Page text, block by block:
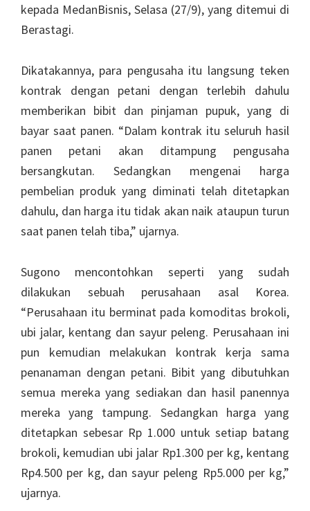
kepada MedanBisnis, Selasa (27/9), yang ditemui di
Berastagi.
Dikatakannya, para pengusaha itu langsung teken
kontrak dengan petani dengan terlebih dahulu
memberikan bibit dan pinjaman pupuk, yang di
bayar saat panen. “Dalam kontrak itu seluruh hasil
panen petani akan ditampung pengusaha
bersangkutan. Sedangkan mengenai harga
pembelian produk yang diminati telah ditetapkan
dahulu, dan harga itu tidak akan naik ataupun turun
saat panen telah tiba,” ujarnya.
Sugono mencontohkan seperti yang sudah
dilakukan sebuah perusahaan asal Korea.
“Perusahaan itu berminat pada komoditas brokoli,
ubi jalar, kentang dan sayur peleng. Perusahaan ini
pun kemudian melakukan kontrak kerja sama
penanaman dengan petani. Bibit yang dibutuhkan
semua mereka yang sediakan dan hasil panennya
mereka yang tampung. Sedangkan harga yang
ditetapkan sebesar Rp 1.000 untuk setiap batang
brokoli, kemudian ubi jalar Rp1.300 per kg, kentang
Rp4.500 per kg, dan sayur peleng Rp5.000 per kg,”
ujarnya.